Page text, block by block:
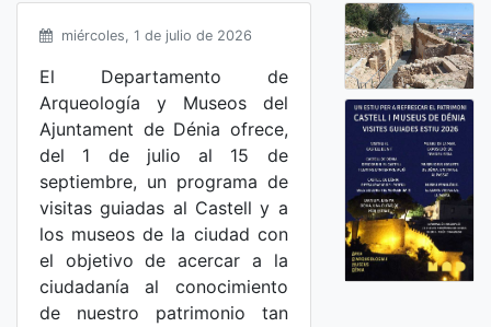
miércoles, 1 de julio de 2026
El Departamento de
Arqueología y Museos del
Ajuntament de Dénia ofrece,
del 1 de julio al 15 de
septiembre, un programa de
visitas guiadas al Castell y a
los museos de la ciudad con
el objetivo de acercar a la
ciudadanía al conocimiento
de nuestro patrimonio tan